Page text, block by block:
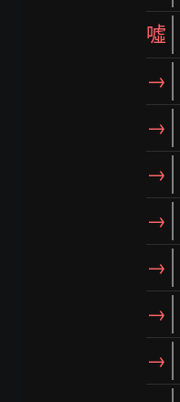
噓
→
→
→
→
→
→
→